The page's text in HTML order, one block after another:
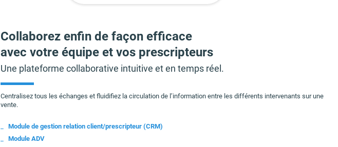
Collaborez enfin de façon efficace
avec votre équipe et vos prescripteurs
Une plateforme collaborative intuitive et en temps réel.
Centralisez tous les échanges et fluidifiez la circulation de l’information entre les différents intervenants sur une
vente.
Module de gestion relation client/prescripteur (CRM)
Module ADV